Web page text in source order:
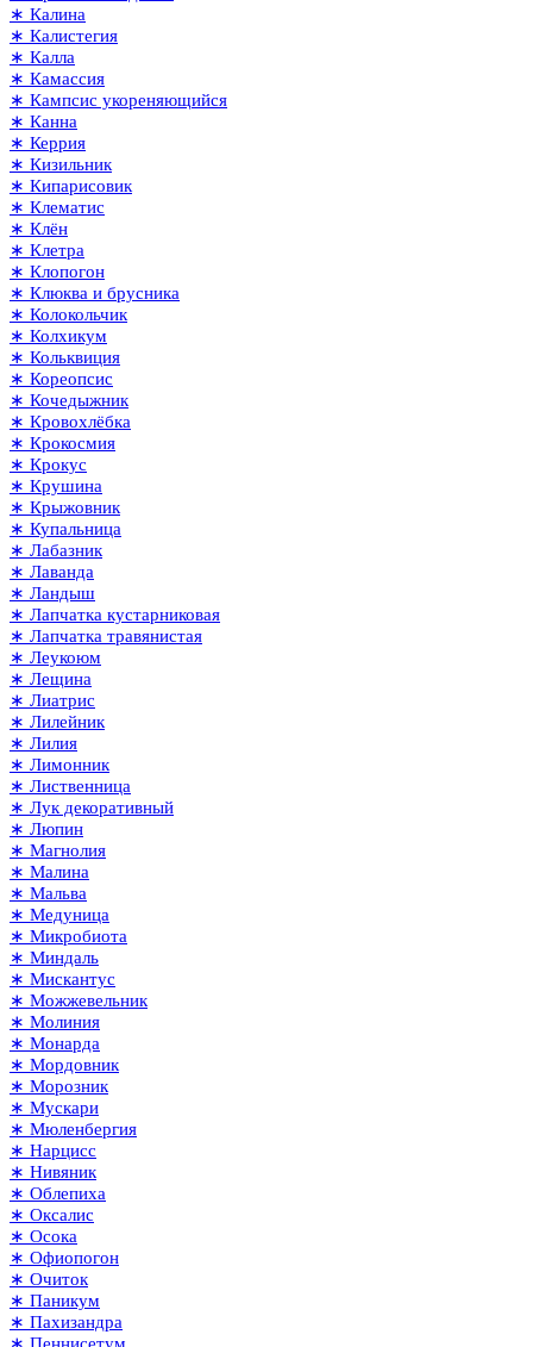
∗ Калина
∗ Калистегия
∗ Калла
∗ Камассия
∗ Кампсис укореняющийся
∗ Канна
∗ Керрия
∗ Кизильник
∗ Кипарисовик
∗ Клематис
∗ Клён
∗ Клетра
∗ Клопогон
∗ Клюква и брусника
∗ Колокольчик
∗ Колхикум
∗ Кольквиция
∗ Кореопсис
∗ Кочедыжник
∗ Кровохлёбка
∗ Крокосмия
∗ Крокус
∗ Крушина
∗ Крыжовник
∗ Купальница
∗ Лабазник
∗ Лаванда
∗ Ландыш
∗ Лапчатка кустарниковая
∗ Лапчатка травянистая
∗ Леукоюм
∗ Лещина
∗ Лиатрис
∗ Лилейник
∗ Лилия
∗ Лимонник
∗ Лиственница
∗ Лук декоративный
∗ Люпин
∗ Магнолия
∗ Малина
∗ Мальва
∗ Медуница
∗ Микробиота
∗ Миндаль
∗ Мискантус
∗ Можжевельник
∗ Молиния
∗ Монарда
∗ Мордовник
∗ Морозник
∗ Мускари
∗ Мюленбергия
∗ Нарцисс
∗ Нивяник
∗ Облепиха
∗ Оксалис
∗ Осока
∗ Офиопогон
∗ Очиток
∗ Паникум
∗ Пахизандра
∗ Пеннисетум